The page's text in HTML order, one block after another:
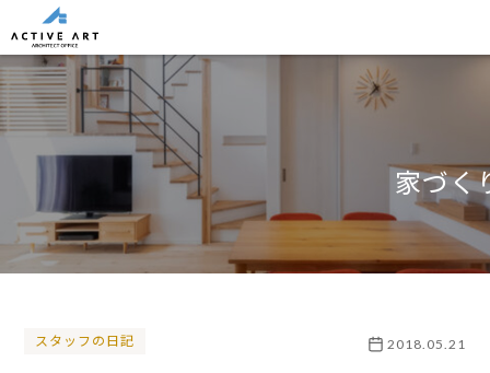
家づく
スタッフの日記 2018.05.21